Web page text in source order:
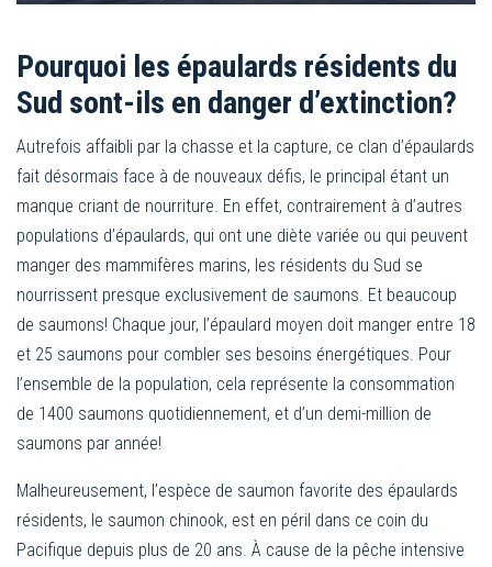
Pourquoi les épaulards résidents du
Sud sont-ils en danger d’extinction?
Autrefois affaibli par la chasse et la capture, ce clan d’épaulards
fait désormais face à de nouveaux défis, le principal étant un
manque criant de nourriture. En effet, contrairement à d’autres
populations d’épaulards, qui ont une diète variée ou qui peuvent
manger des mammifères marins, les résidents du Sud se
nourrissent presque exclusivement de saumons. Et beaucoup
de saumons! Chaque jour, l’épaulard moyen doit manger entre 18
et 25 saumons pour combler ses besoins énergétiques. Pour
l’ensemble de la population, cela représente la consommation
de 1400 saumons quotidiennement, et d’un demi-million de
saumons par année!
Malheureusement, l’espèce de saumon favorite des épaulards
résidents, le saumon chinook, est en péril dans ce coin du
Pacifique depuis plus de 20 ans. À cause de la pêche intensive